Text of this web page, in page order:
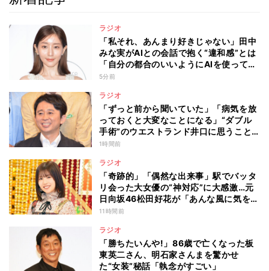
ラジオ
「私それ、あんまり好きじゃない」田中
みな実がAIとの会話で抱く“違和感”とは
「自分の都合のいいようにAIを使ってる
人たちって…」
5分前
ラジオ
「ずっと前から聞いていた」「病気を放
っておくと大変なことになる」“ダブル
手術”のウエストランド井口に思うこと…
有吉弘行が本音を明かした“仕事と病
1時間前
ラジオ
「奇跡的」「偶然な出来事」駅でバッタ
リ会った大女優の“神対応”に大感激…元
日向坂46松田好花が「あんな風に気を使
える人になりたい」と感動した“振る舞
11時間前
ラジオ
「勝ちたいんや!」86歳で亡くなった板
東英二さん、明石家さんまを驚かせ
た“女装”秘話「執念がすごい」